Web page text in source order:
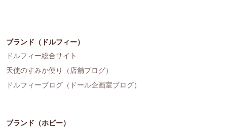
ブランド（ドルフィー）
ドルフィー総合サイト
天使のすみか便り（店舗ブログ）
ドルフィーブログ（ドール企画室ブログ）
ブランド（ホビー）